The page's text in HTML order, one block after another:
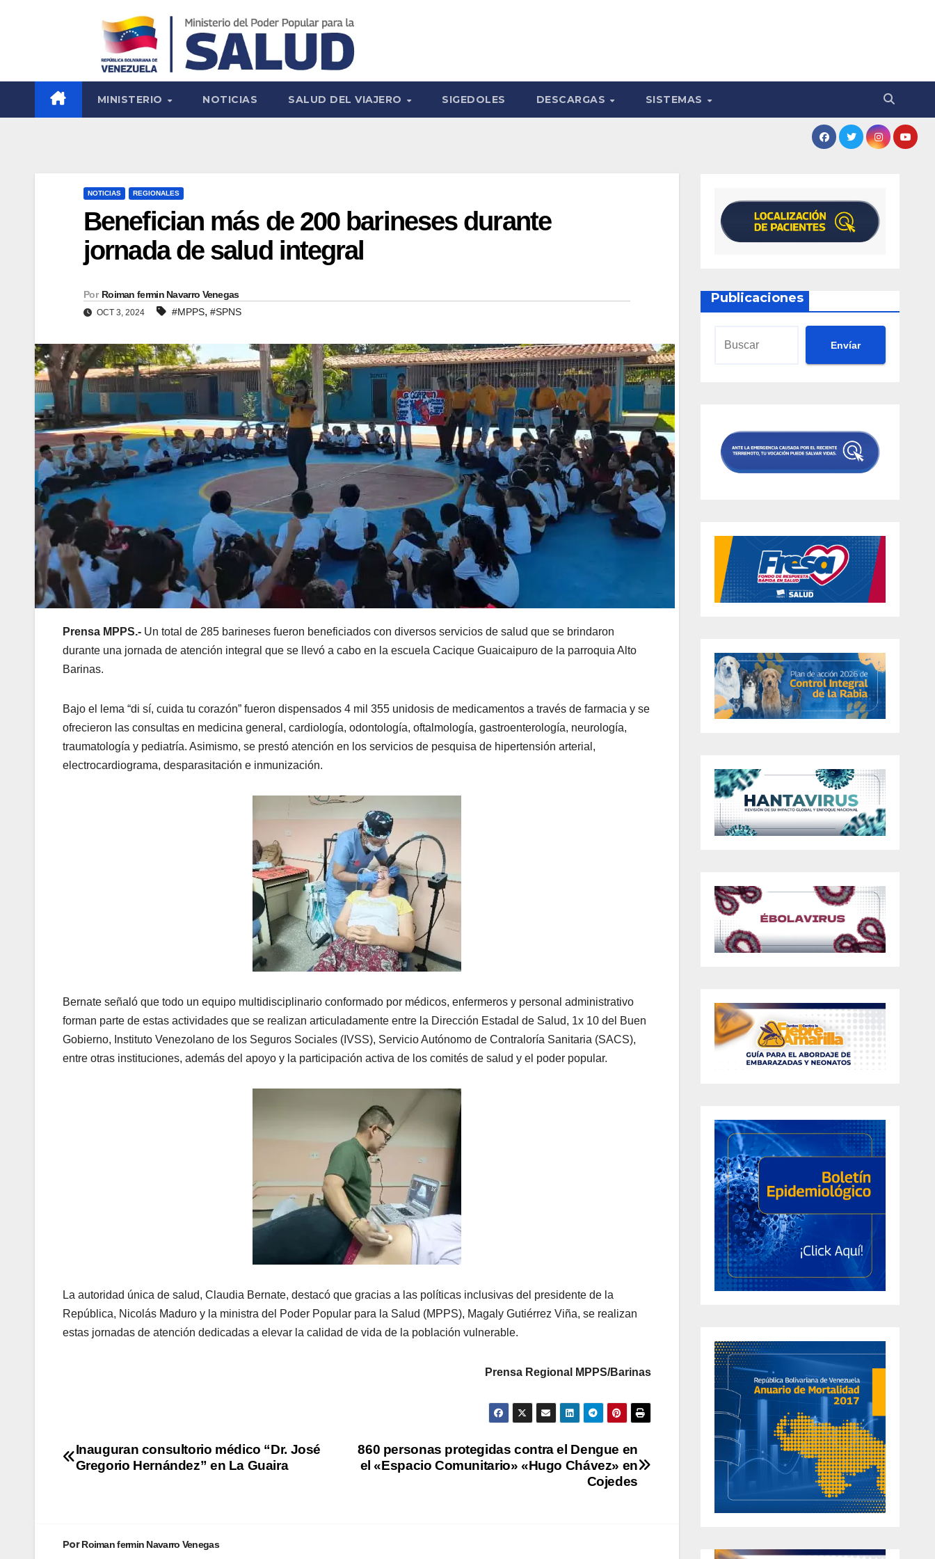
MINISTERIO NOTICIAS SALUD DEL VIAJERO SIGEDOLES DESCARGAS SISTEMAS
NOTICIAS REGIONALES
Benefician más de 200 barineses durante
jornada de salud integral
Por Roiman fermin Navarro Venegas
OCT 3, 2024 #MPPS, #SPNS
Prensa MPPS.- Un total de 285 barineses fueron beneficiados con diversos servicios de salud que se brindaron
durante una jornada de atención integral que se llevó a cabo en la escuela Cacique Guaicaipuro de la parroquia Alto
Barinas.
Bajo el lema “di sí, cuida tu corazón” fueron dispensados 4 mil 355 unidosis de medicamentos a través de farmacia y se
ofrecieron las consultas en medicina general, cardiología, odontología, oftalmología, gastroenterología, neurología,
traumatología y pediatría. Asimismo, se prestó atención en los servicios de pesquisa de hipertensión arterial,
electrocardiograma, desparasitación e inmunización.
Bernate señaló que todo un equipo multidisciplinario conformado por médicos, enfermeros y personal administrativo
forman parte de estas actividades que se realizan articuladamente entre la Dirección Estadal de Salud, 1x 10 del Buen
Gobierno, Instituto Venezolano de los Seguros Sociales (IVSS), Servicio Autónomo de Contraloría Sanitaria (SACS),
entre otras instituciones, además del apoyo y la participación activa de los comités de salud y el poder popular.
La autoridad única de salud, Claudia Bernate, destacó que gracias a las políticas inclusivas del presidente de la
República, Nicolás Maduro y la ministra del Poder Popular para la Salud (MPPS), Magaly Gutiérrez Viña, se realizan
estas jornadas de atención dedicadas a elevar la calidad de vida de la población vulnerable.
Prensa Regional MPPS/Barinas
860 personas protegidas contra el Dengue en
el «Espacio Comunitario» «Hugo Chávez» en
Cojedes
Inauguran consultorio médico “Dr. José
Gregorio Hernández” en La Guaira
PorRoiman fermin Navarro Venegas
Publicaciones
Envíar